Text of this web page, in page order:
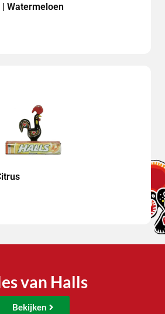
Watermeloen
van Halls
Bekijken